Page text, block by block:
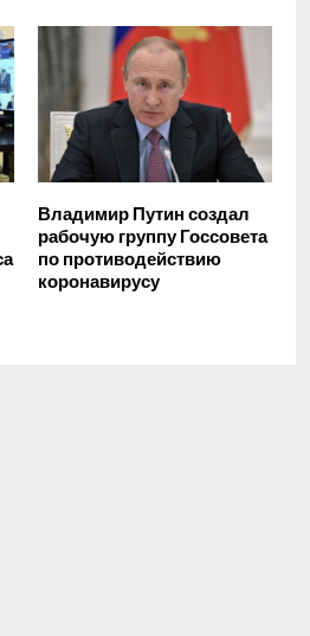
Владимир Путин создал
рабочую группу Госсовета
по противодействию
коронавирусу